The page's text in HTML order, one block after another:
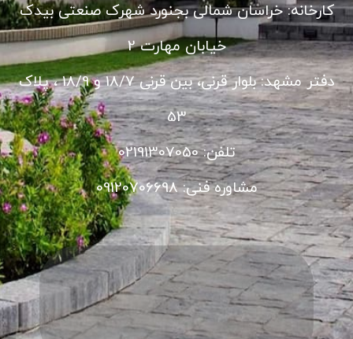
کارخانه: خراسان شمالی بجنورد شهرک صنعتی بیدک
خیابان مهارت 2
دفتر مشهد: بلوار قرنی، بین قرنی 18/7 و 18/9 ، پلاک
53
تلفن: 02191307050
مشاوره فنی: 09120706698